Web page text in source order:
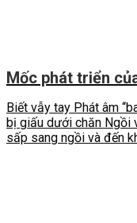
Mốc phát triển
Biết vẫy tay Phát âm
bị giấu dưới chăn Ngồi
sấp sang ngồi và đến